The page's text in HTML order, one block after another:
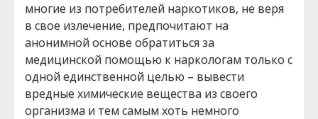
многие из потребителей наркотиков, не веря
в свое излечение, предпочитают на
анонимной основе обратиться за
медицинской помощью к наркологам только с
одной единственной целью – вывести
вредные химические вещества из своего
организма и тем самым хоть немного